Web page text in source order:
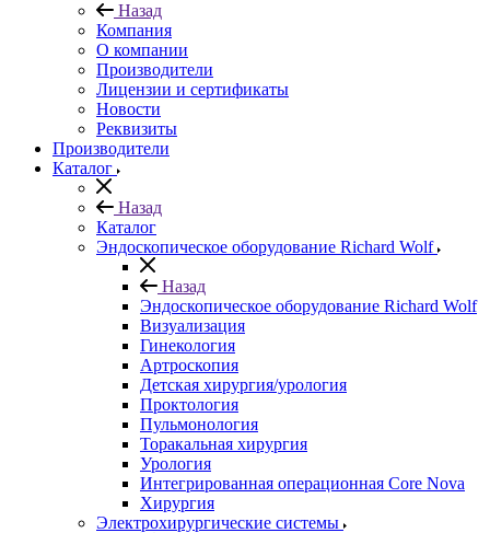
Назад
Компания
О компании
Производители
Лицензии и сертификаты
Новости
Реквизиты
Производители
Каталог
Назад
Каталог
Эндоскопическое оборудование Richard Wolf
Назад
Эндоскопическое оборудование Richard Wolf
Визуализация
Гинекология
Артроскопия
Детская хирургия/урология
Проктология
Пульмонология
Торакальная хирургия
Урология
Интегрированная операционная Core Nova
Хирургия
Электрохирургические системы